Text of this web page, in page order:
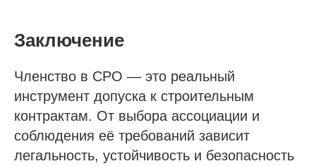
Заключение
Членство в СРО — это реальный
инструмент допуска к строительным
контрактам. От выбора ассоциации и
соблюдения её требований зависит
легальность, устойчивость и безопасность